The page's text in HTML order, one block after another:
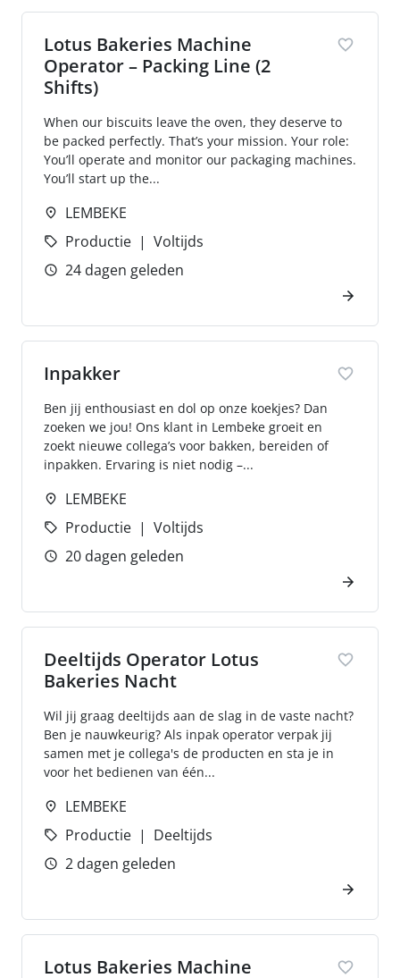
Lotus Bakeries Machine
Operator – Packing Line (2
Shifts)
When our biscuits leave the oven, they deserve to
be packed perfectly. That’s your mission. Your role:
You’ll operate and monitor our packaging machines.
You’ll start up the...
LEMBEKE
Productie
Voltijds
24 dagen geleden
Inpakker
Ben jij enthousiast en dol op onze koekjes? Dan
zoeken we jou! Ons klant in Lembeke groeit en
zoekt nieuwe collega’s voor bakken, bereiden of
inpakken. Ervaring is niet nodig –...
LEMBEKE
Productie
Voltijds
20 dagen geleden
Deeltijds Operator Lotus
Bakeries Nacht
Wil jij graag deeltijds aan de slag in de vaste nacht?
Ben je nauwkeurig? Als inpak operator verpak jij
samen met je collega's de producten en sta je in
voor het bedienen van één...
LEMBEKE
Productie
Deeltijds
2 dagen geleden
Lotus Bakeries Machine